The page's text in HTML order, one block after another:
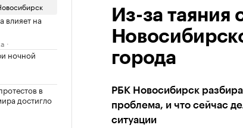
влияет на
ночной
в
достигло
Из-за таяния
города
РБК Новосибирск
проблема, и что сейчас
ситуации